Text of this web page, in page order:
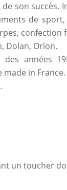
son succès.
de
confection
Dolan, Orlon.
années
made in France.
un